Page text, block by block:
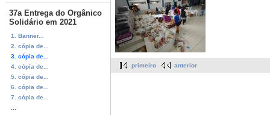
37a Entrega do Orgânico
Solidário em 2021
1. Banner...
2. cópia de...
3. cópia de...
4. cópia de...
5. cópia de...
6. cópia de...
7. cópia de...
primeiro anterior